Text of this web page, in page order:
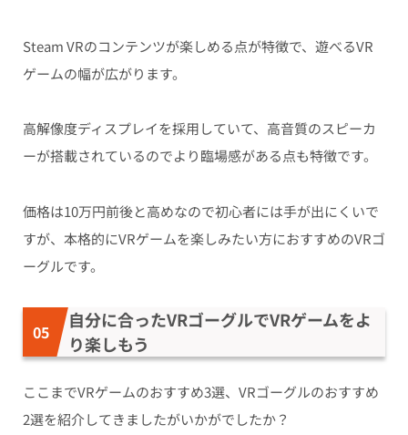
Steam VRのコンテンツが楽しめる点が特徴で、遊べるVR
ゲームの幅が広がります。
高解像度ディスプレイを採用していて、高音質のスピーカ
ーが搭載されているのでより臨場感がある点も特徴です。
価格は10万円前後と高めなので初心者には手が出にくいで
すが、本格的にVRゲームを楽しみたい方におすすめのVRゴ
ーグルです。
自分に合ったVRゴーグルでVRゲームをよ
り楽しもう
ここまでVRゲームのおすすめ3選、VRゴーグルのおすすめ
2選を紹介してきましたがいかがでしたか？